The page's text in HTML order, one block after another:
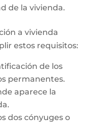
de la vivienda.
a vivienda
estos requisitos:
de los
permanentes.
aparece la
dos cónyuges o